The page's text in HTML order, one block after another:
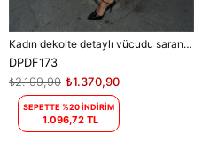
Kadın dekolte detaylı vücudu saran maxi elbise DPDF173
DPDF173
₺1.370,90
₺2.199,90
SEPETTE %20 İNDİRİM
1.096,72 TL